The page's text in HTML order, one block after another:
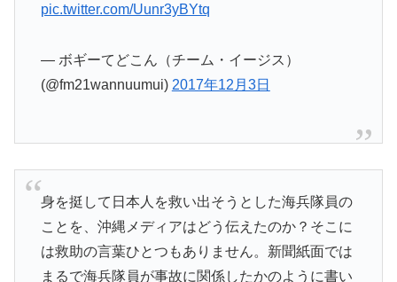
pic.twitter.com/Uunr3yBYtq
— ボギーてどこん（チーム・イージス）
(@fm21wannuumui) 2017年12月3日
身を挺して日本人を救い出そうとした海兵隊員の
ことを、沖縄メディアはどう伝えたのか？そこに
は救助の言葉ひとつもありません。新聞紙面では
まるで海兵隊員が事故に関係したかのように書い